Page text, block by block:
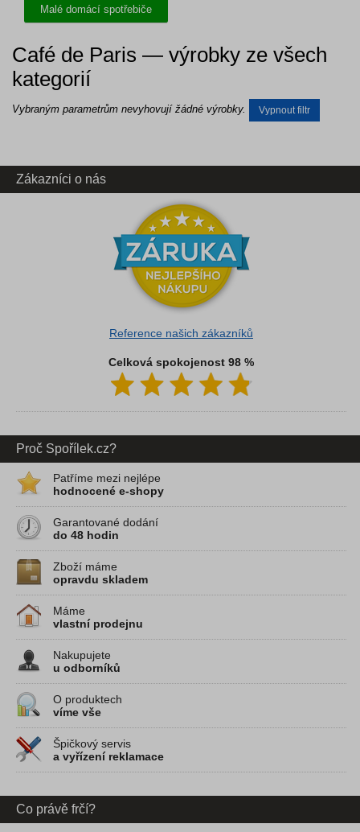
Malé domácí spotřebiče
Café de Paris — výrobky ze všech
kategorií
Vybraným parametrům nevyhovují žádné výrobky. Vypnout filtr
Zákazníci o nás
Reference našich zákazníků
Celková spokojenost 98 %
Proč Spořílek.cz?
Patříme mezi nejlépe
hodnocené e-shopy
Garantované dodání
do 48 hodin
Zboží máme
opravdu skladem
Máme
vlastní prodejnu
Nakupujete
u odborníků
O produktech
víme vše
Špičkový servis
a vyřízení reklamace
Co právě frčí?